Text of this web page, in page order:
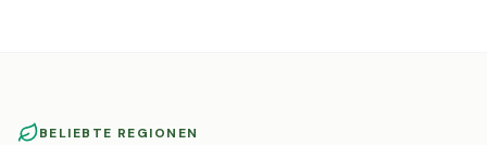
BELIEBTE REGIONEN